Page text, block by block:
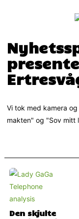
Vi tok med kamera
makten" og "Sov mitt
Den skjulte